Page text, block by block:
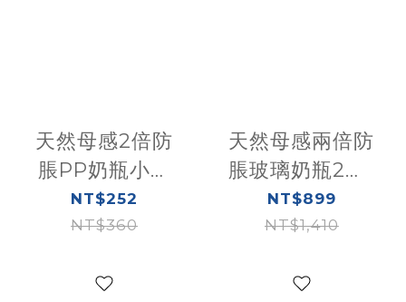
天然母感2倍防
脹PP奶瓶小單
孔(一般流
量)150ML-多色
NT$252
NT$360
天然母感兩倍防
脹玻璃奶瓶2大1
小(250ml-2入
+150ml-1入)
NT$899
NT$1,410